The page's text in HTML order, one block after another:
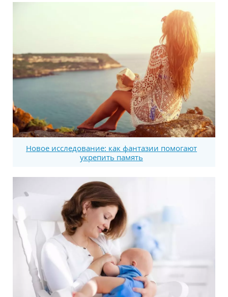
Новое исследование: как фантазии помогают
укрепить память